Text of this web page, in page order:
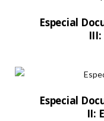
Especial
III:
Especial
II: